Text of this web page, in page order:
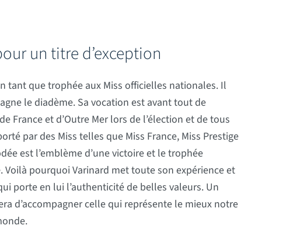
un titre d’exception
tant que trophée aux Miss officielles nationales. Il
le diadème. Sa vocation est avant tout de
France et d’Outre Mer lors de l’élection et de tous
par des Miss telles que Miss France, Miss Prestige
est l’emblème d’une victoire et le trophée
Voilà pourquoi Varinard met toute son expérience et
porte en lui l’authenticité de belles valeurs. Un
d’accompagner celle qui représente le mieux notre